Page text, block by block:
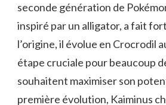
seconde génération de
inspiré par un alligator, a fait
l’origine, il évolue en Crocrodil
étape cruciale pour beaucoup
souhaitent maximiser son
première évolution, Kaiminus